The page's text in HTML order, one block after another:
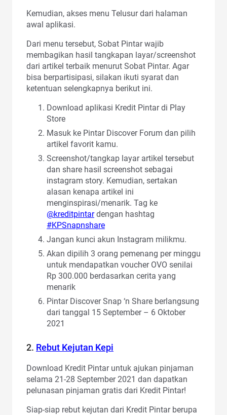
Kemudian, akses menu Telusur dari halaman
awal aplikasi.
Dari menu tersebut, Sobat Pintar wajib
membagikan hasil tangkapan layar/screenshot
dari artikel terbaik menurut Sobat Pintar. Agar
bisa berpartisipasi, silakan ikuti syarat dan
ketentuan selengkapnya berikut ini.
Download aplikasi Kredit Pintar di Play
Store
Masuk ke Pintar Discover Forum dan pilih
artikel favorit kamu.
Screenshot/tangkap layar artikel tersebut
dan share hasil screenshot sebagai
instagram story. Kemudian, sertakan
alasan kenapa artikel ini
menginspirasi/menarik. Tag ke
@kreditpintardengan hashtag
#KPSnapnshare
Jangan kunci akun Instagram milikmu.
Akan dipilih 3 orang pemenang per minggu
untuk mendapatkan voucher OVO senilai
Rp 300.000 berdasarkan cerita yang
menarik
Pintar Discover Snap ‘n Share berlangsung
dari tanggal 15 September – 6 Oktober
2021
2. Rebut Kejutan Kepi
Download Kredit Pintar untuk ajukan pinjaman
selama 21-28 September 2021 dan dapatkan
pelunasan pinjaman gratis dari Kredit Pintar!
Siap-siap rebut kejutan dari Kredit Pintar berupa